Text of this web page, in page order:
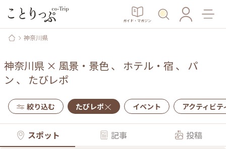
ガイド・マガジン
神奈川県
神奈川県 × 風景・景色、 ホテル・宿 、 パ
ン 、 たびレポ
絞り込む たびレポ イベント アクティビテ
スポット 記事 投稿